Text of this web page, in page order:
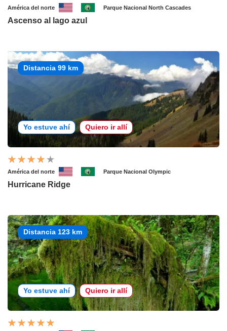
América del norte Parque Nacional North Cascades
Ascenso al lago azul
Distancia 99 km
Yo estuve ahí Quiero ir allí
América del norte Parque Nacional Olympic
Hurricane Ridge
Distancia 123 km
Yo estuve ahí Quiero ir allí